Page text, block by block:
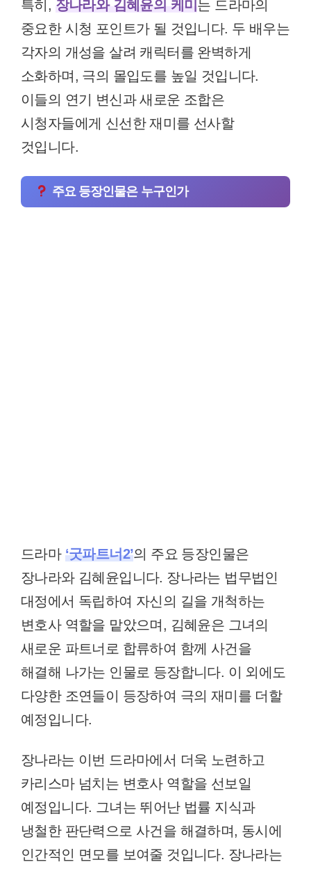
특히, 장나라와 김혜윤의 케미 는 드라마의
중요한 시청 포인트가 될 것입니다. 두 배우는
각자의 개성을 살려 캐릭터를 완벽하게
소화하며, 극의 몰입도를 높일 것입니다.
이들의 연기 변신과 새로운 조합은
시청자들에게 신선한 재미를 선사할
것입니다.
주요 등장인물은 누구인가
드라마 ‘굿파트너2’의 주요 등장인물은
장나라와 김혜윤입니다. 장나라는 법무법인
대정에서 독립하여 자신의 길을 개척하는
변호사 역할을 맡았으며, 김혜윤은 그녀의
새로운 파트너로 합류하여 함께 사건을
해결해 나가는 인물로 등장합니다. 이 외에도
다양한 조연들이 등장하여 극의 재미를 더할
예정입니다.
장나라는 이번 드라마에서 더욱 노련하고
카리스마 넘치는 변호사 역할을 선보일
예정입니다. 그녀는 뛰어난 법률 지식과
냉철한 판단력으로 사건을 해결하며, 동시에
인간적인 면모를 보여줄 것입니다. 장나라는